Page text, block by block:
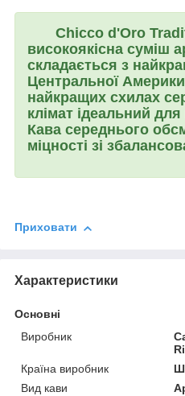
Chicco d'Oro
високоякісна суміш
складається з
Центральної
найкращих схилах
клімат ідеальний
Кава середнього
міцності зі
Приховати
Характеристики
Основні
Виробник
Країна виробник
Вид кави